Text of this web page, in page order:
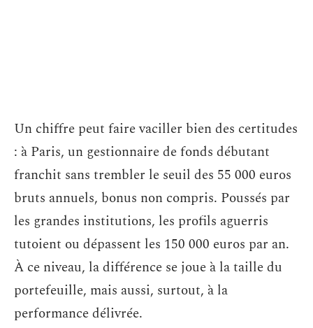
Un chiffre peut faire vaciller bien des certitudes
: à Paris, un gestionnaire de fonds débutant
franchit sans trembler le seuil des 55 000 euros
bruts annuels, bonus non compris. Poussés par
les grandes institutions, les profils aguerris
tutoient ou dépassent les 150 000 euros par an.
À ce niveau, la différence se joue à la taille du
portefeuille, mais aussi, surtout, à la
performance délivrée.